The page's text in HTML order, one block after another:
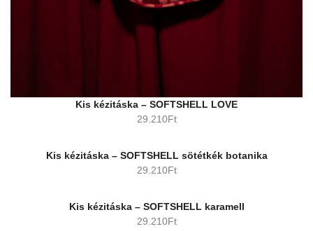
Kis kézitáska – SOFTSHELL LOVE
29.210Ft
Kis kézitáska – SOFTSHELL sötétkék botanika
29.210Ft
Kis kézitáska – SOFTSHELL karamell
29.210Ft